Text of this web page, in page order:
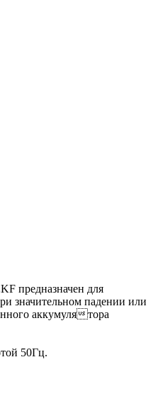
предназначен для
значительном падении или
аккумулятора
50Гц.